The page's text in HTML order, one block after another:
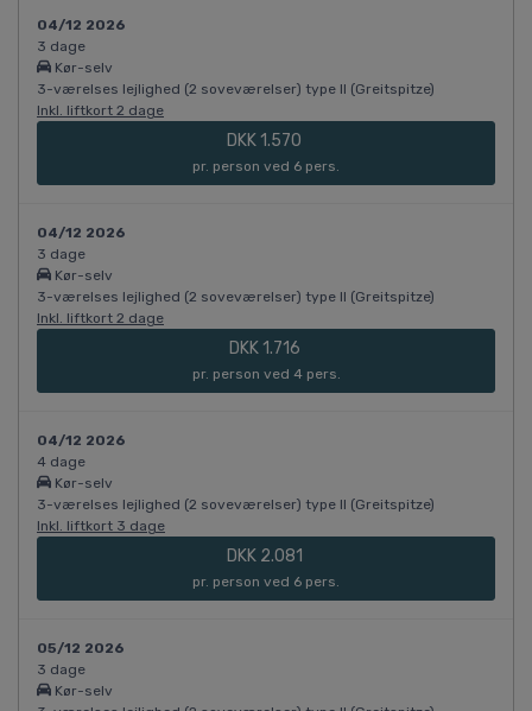
04/12 2026
3 dage
Kør-selv
3-værelses lejlighed (2 soveværelser) type II (Greitspitze)
Inkl. liftkort 2 dage
DKK 1.570
pr. person ved 6 pers.
04/12 2026
3 dage
Kør-selv
3-værelses lejlighed (2 soveværelser) type II (Greitspitze)
Inkl. liftkort 2 dage
DKK 1.716
pr. person ved 4 pers.
04/12 2026
4 dage
Kør-selv
3-værelses lejlighed (2 soveværelser) type II (Greitspitze)
Inkl. liftkort 3 dage
DKK 2.081
pr. person ved 6 pers.
05/12 2026
3 dage
Kør-selv